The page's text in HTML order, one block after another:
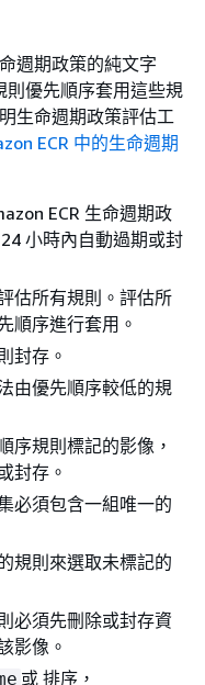
週期政策的純文字
則優先順序套用這些規
生命週期政策評估工
ECR 中的生命週期
ECR 生命週期政
小時內自動過期或封
估所有規則。評估所
順序進行套用。
封存。
由優先順序較低的規
序規則標記的影像，
封存。
必須包含一組唯一的
規則來選取未標記的
必須先刪除或封存資
影像。
或 排序，